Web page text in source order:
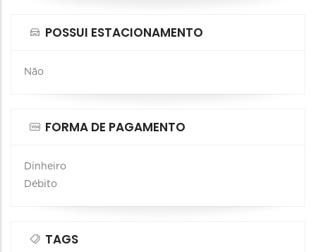
POSSUI ESTACIONAMENTO
Não
FORMA DE PAGAMENTO
Dinheiro
Débito
TAGS